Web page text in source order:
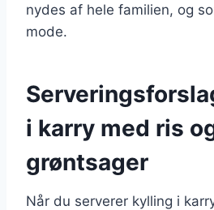
nydes af hele familien, og
mode.
i karry med ris
grøntsager
Når du serverer kylling i